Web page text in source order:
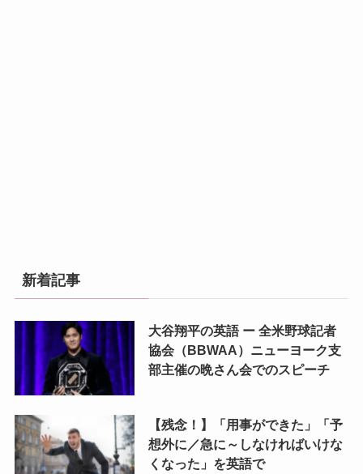
新着記事
大谷翔平の英語 ー 全米野球記者
協会（BBWAA）ニューヨーク支
部主催の晩さん会でのスピーチ
【残念！】「用事ができた」「予
想外に／急に～しなければいけな
くなった」を英語で